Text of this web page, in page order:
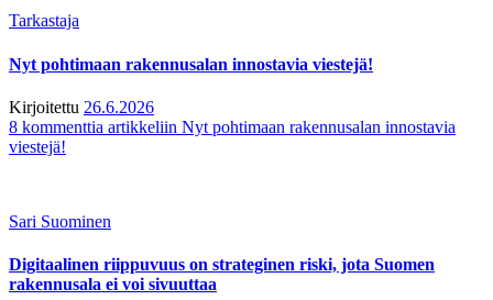
Tarkastaja
Nyt pohtimaan rakennusalan innostavia viestejä!
Kirjoitettu 26.6.2026
8 kommenttia artikkeliin Nyt pohtimaan rakennusalan innostavia
viestejä!
Sari Suominen
Digitaalinen riippuvuus on strateginen riski, jota Suomen
rakennusala ei voi sivuuttaa